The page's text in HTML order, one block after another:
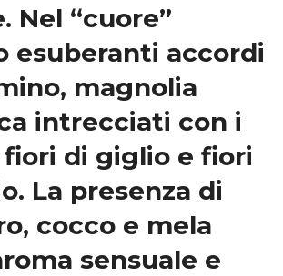
Nel “cuore”
esuberanti accordi
magnolia
intrecciati con i
fiori di giglio e fiori
La presenza di
cocco e mela
sensuale e